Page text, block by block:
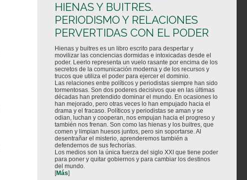
HIENAS Y BUITRES.
PERIODISMO Y RELACIONES
PERVERTIDAS CON EL PODER
Hienas y buitres es un libro escrito para despertar y
movilizar las conciencias dormidas e intoxicadas desde el
poder. Leerlo representa un vuelo rasante por encima de los
secretos de la comunicación moderna y de los recursos y
trucos que utiliza el poder para ejercer el dominio.
Las relaciones entre políticos y periodistas siempre han sido
tormentosas. Son dos poderes decisivos que en las últimas
décadas han pretendido dominar el mundo. En ocasiones lo
han mejorado, pero otras veces lo han empujado hacia el
drama y el fracaso. Políticos y periodistas se aman y se
odian, luchan y cooperan, nos empujan hacia el progreso y
también nos frenan. Son como las hienas y los buitres, que
comen y limpian huesos juntos, pero sin soportarse. Al
desentrañar el misterio, aprenderemos también a
defendernos de sus fechorías.
Los medios son la única fuerza del siglo XXI que tiene poder
para poner y quitar gobiernos y para cambiar los destinos
del mundo.
[Más]